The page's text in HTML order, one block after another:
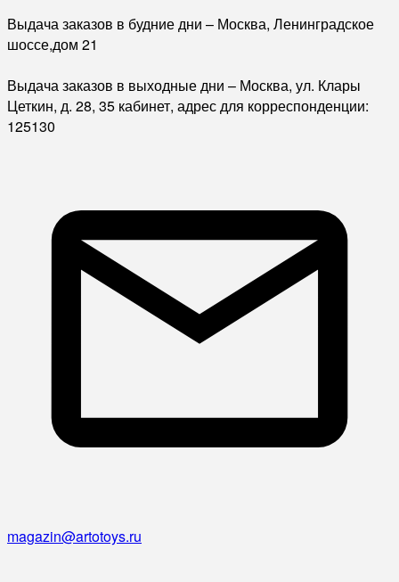
Выдача заказов в будние дни – Москва, Ленинградское
шоссе,дом 21
Выдача заказов в выходные дни – Москва, ул. Клары
Цеткин, д. 28, 35 кабинет, адрес для корреспонденции:
125130
magazin@artotoys.ru